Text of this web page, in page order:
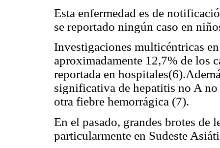
Esta enfermedad es de
se reportado ningún caso en
Investigaciones multicéntricas
aproximadamente 12,7% de los
reportada en
significativa de hepatitis no A
otra fiebre hemorrágica (7).
En el pasado, grandes brotes de
particularmente en Sudeste